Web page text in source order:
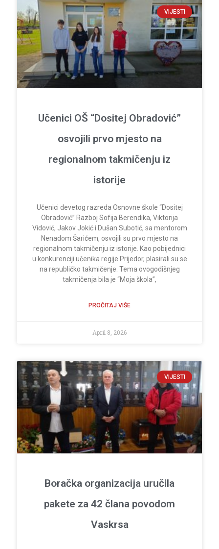
VIJESTI
Učenici OŠ “Dositej Obradović”
osvojili prvo mjesto na
regionalnom takmičenju iz
istorije
Učenici devetog razreda Osnovne škole “Dositej
Obradović” Razboj Sofija Berendika, Viktorija
Vidović, Jakov Jokić i Dušan Subotić, sa mentorom
Nenadom Šarićem, osvojili su prvo mjesto na
regionalnom takmičenju iz istorije. Kao pobijednici
u konkurenciji učenika regije Prijedor, plasirali su se
na republičko takmičenje. Tema ovogodišnjeg
takmičenja bila je “Moja škola”,
PROČITAJ VIŠE
April 8, 2026
VIJESTI
Boračka organizacija uručila
pakete za 42 člana povodom
Vaskrsa